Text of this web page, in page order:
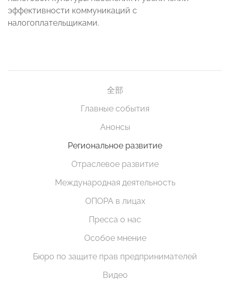
эффективности коммуникаций с
налогоплательщиками.
全部
Главные события
Анонсы
Региональное развитие
Отраслевое развитие
Международная деятельность
ОПОРА в лицах
Пресса о нас
Особое мнение
Бюро по защите прав предпринимателей
Видео